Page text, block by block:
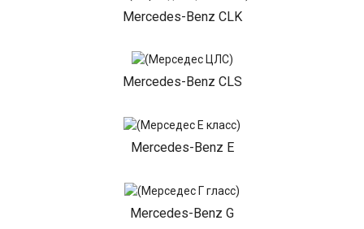
Mercedes-Benz CLK
Mercedes-Benz CLS
Mercedes-Benz E
Mercedes-Benz G